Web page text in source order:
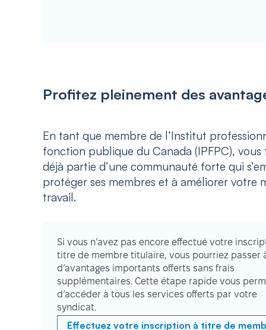
Profitez pleinement des
En tant que membre de l’Institut
fonction publique du Canada (IPFPC), vous
déjà partie d’une communauté forte qui
protéger ses membres et à améliorer votre
travail.
Si vous n’avez pas encore effectué votre
titre de membre titulaire, vous pourriez passer
d’avantages importants offerts sans frais
supplémentaires. Cette étape rapide vous
d’accéder à tous les services offerts par votre
syndicat.
Effectuez votre inscription à titre de